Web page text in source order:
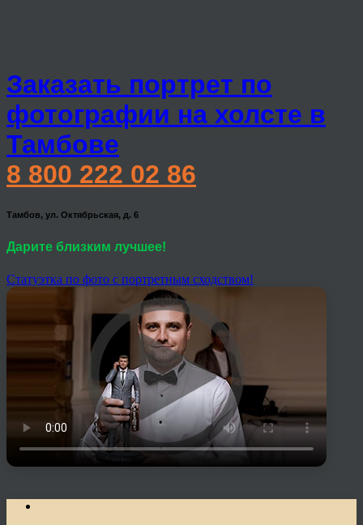
Заказать портрет по
фотографии на холсте в
Тамбове
8 800 222 02 86
Тамбов, ул. Октябрьская, д. 6
Дарите близким лучшее!
Статуэтка по фото с портретным сходством!